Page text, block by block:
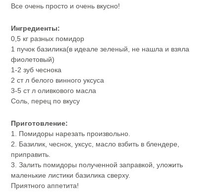
Все очень просто и очень вкусно!
Ингредиенты:
0,5 кг разных помидор
1 пучок базилика(в идеале зеленый, не нашла и взяла
фиолетовый)
1-2 зуб чеснока
2 ст л белого винного уксуса
3-5 ст л оливкового масла
Соль, перец по вкусу
Приготовление:
1. Помидоры нарезать произвольно.
2. Базилик, чеснок, уксус, масло взбить в блендере,
приправить.
3. Залить помидоры полученной заправкой, уложить
маленькие листики базилика сверху.
Приятного аппетита!